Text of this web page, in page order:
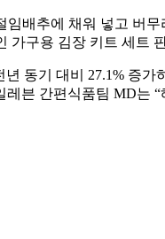
배추에 채워 넣고 버
가구용 김장 키트 세트
동기 대비 27.1% 증가
븐 간편식품팀 MD는